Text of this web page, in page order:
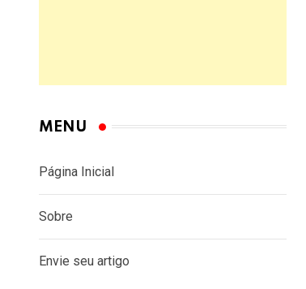
MENU
Página Inicial
Sobre
Envie seu artigo